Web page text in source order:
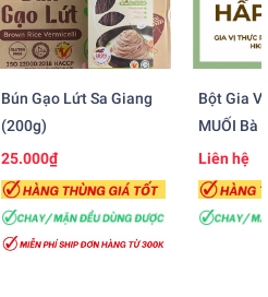
Bún Gạo Lứt Sa Giang
(200g)
25.000₫
Bột Gia
MUỐI Bà
500gr)
Liên hệ